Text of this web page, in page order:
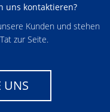
uns kontaktieren?
Kunden und stehen
zur Seite.
UNS